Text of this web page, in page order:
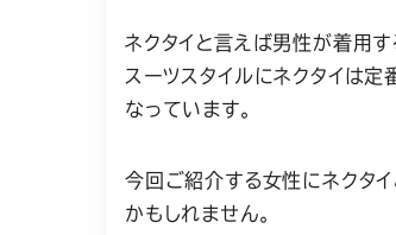
ネクタイと言えば男性が着用
スーツスタイルにネクタイは定
なっています。
今回ご紹介する女性にネクタ
かもしれません。